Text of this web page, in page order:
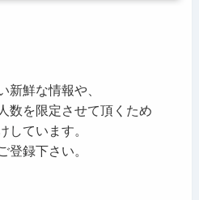
新鮮な情報や、
数を限定させて頂くため
しています。
登録下さい。